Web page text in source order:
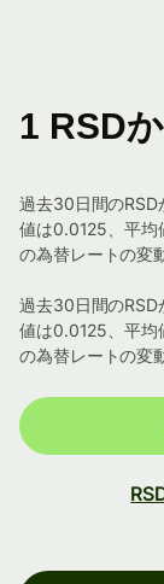
1 RSD
過去30日間の
値は0.0125、平均
の為替レートの変
過去30日間の
値は0.0125、平均
の為替レートの変